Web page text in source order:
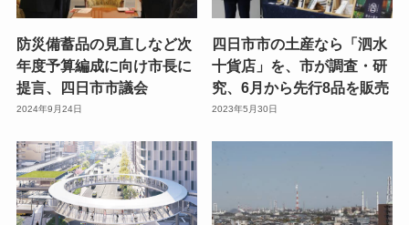
防災備蓄品の見直しなど次
年度予算編成に向け市長に
提言、四日市市議会
2024年9月24日
四日市市の土産なら「泗水
十貨店」を、市が調査・研
究、6月から先行8品を販売
2023年5月30日